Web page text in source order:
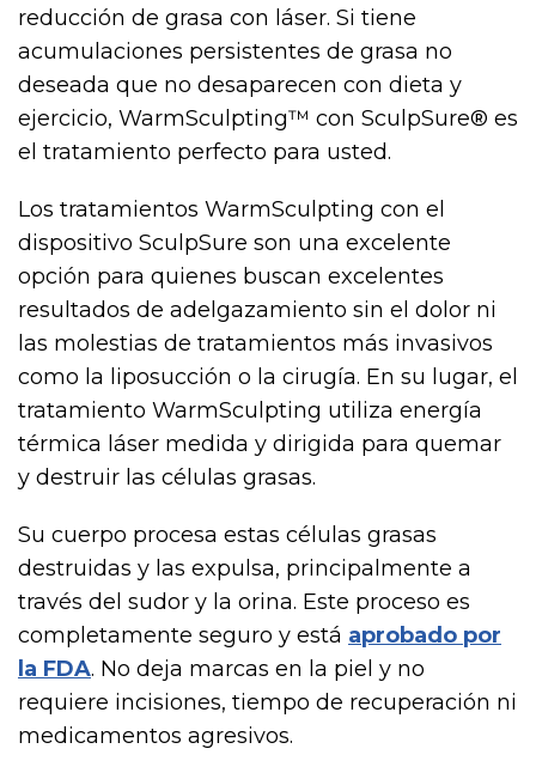
reducción de grasa con láser. Si tiene
acumulaciones persistentes de grasa no
deseada que no desaparecen con dieta y
ejercicio, WarmSculpting™ con SculpSure® es
el tratamiento perfecto para usted.
Los tratamientos WarmSculpting con el
dispositivo SculpSure son una excelente
opción para quienes buscan excelentes
resultados de adelgazamiento sin el dolor ni
las molestias de tratamientos más invasivos
como la liposucción o la cirugía. En su lugar, el
tratamiento WarmSculpting utiliza energía
térmica láser medida y dirigida para quemar
y destruir las células grasas.
Su cuerpo procesa estas células grasas
destruidas y las expulsa, principalmente a
través del sudor y la orina. Este proceso es
completamente seguro y está aprobado por
la FDA. No deja marcas en la piel y no
requiere incisiones, tiempo de recuperación ni
medicamentos agresivos.